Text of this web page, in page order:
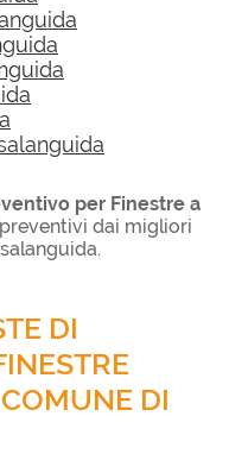
per Finestre a
dai migliori
DI
DI